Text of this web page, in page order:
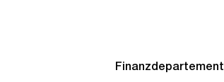
Finanzdepartement